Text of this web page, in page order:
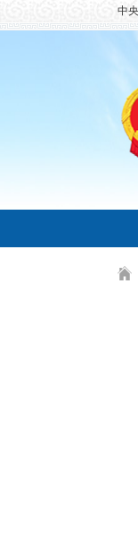
中